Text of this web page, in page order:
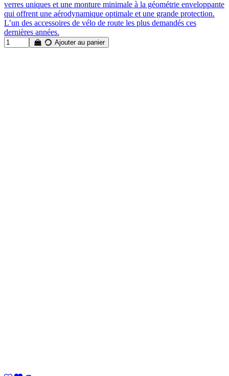
verres uniques et une monture minimale à la géométrie enveloppante
qui offrent une aérodynamique optimale et une grande protection.
L’un des accessoires de vélo de route les plus demandés ces
dernières années.
Ajouter au panier